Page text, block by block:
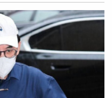
做的事情不對，涉及社會案
前在podcast聊到韓國王牌
國吳宗憲」、「韓國黃子
吉FB）吳宗憲直言：
接受，演藝圈很小，我的形
是我出道40年，沒有前
，我這麼好的藝人，大家要要
會加注意，更加小心。」